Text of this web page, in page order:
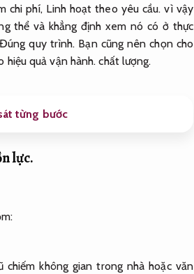
chi phí, Linh hoạt theo yêu cầu. vì vậy
thể và khẳng định xem nó có ở thực
Đúng quy trình. Bạn cũng nên chọn cho
hiệu quả vận hành. chất lượng.
từng bước
lực.
không gian trong nhà hoặc văn